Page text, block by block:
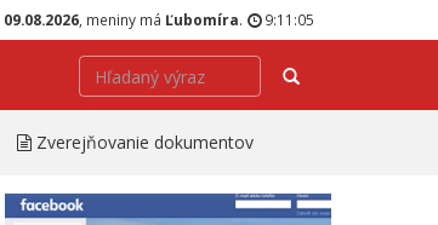
09.08.2026 , meniny má Ľubomíra. 9:11:06
Hľadať
Zverejňovanie dokumentov